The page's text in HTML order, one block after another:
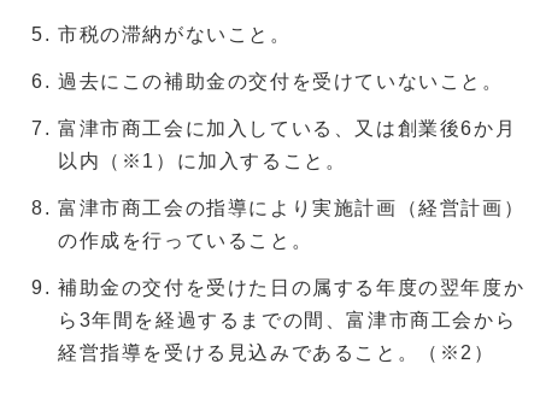
市税の滞納がないこと。
過去にこの補助金の交付を受けていないこと。
富津市商工会に加入している、又は創業後6か月
以内（※1）に加入すること。
富津市商工会の指導により実施計画（経営計画）
の作成を行っていること。
補助金の交付を受けた日の属する年度の翌年度か
ら3年間を経過するまでの間、富津市商工会から
経営指導を受ける見込みであること。（※2）